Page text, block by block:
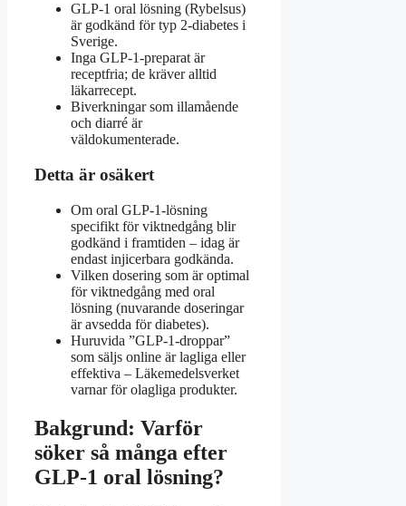
GLP-1 oral lösning (Rybelsus)
är godkänd för typ 2-diabetes i
Sverige.
Inga GLP-1-preparat är
receptfria; de kräver alltid
läkarrecept.
Biverkningar som illamående
och diarré är
väldokumenterade.
Detta är osäkert
Om oral GLP-1-lösning
specifikt för viktnedgång blir
godkänd i framtiden – idag är
endast injicerbara godkända.
Vilken dosering som är optimal
för viktnedgång med oral
lösning (nuvarande doseringar
är avsedda för diabetes).
Huruvida ”GLP-1-droppar”
som säljs online är lagliga eller
effektiva – Läkemedelsverket
varnar för olagliga produkter.
Bakgrund: Varför
söker så många efter
GLP-1 oral lösning?